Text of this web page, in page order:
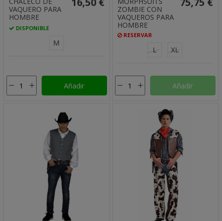
VAQUERO PARA
HOMBRE
DISPONIBLE
M
Añadir
ZOMBIE CON
VAQUEROS PARA
HOMBRE
RESERVAR
L XL
Añadir